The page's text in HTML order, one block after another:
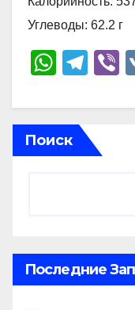
Углеводы: 62.2 г
W
at
s
A
T
e
gr
a
Поиск
Последние